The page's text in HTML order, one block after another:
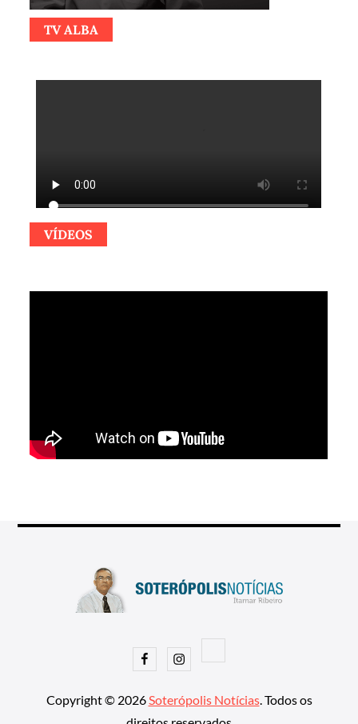
TV ALBA
VÍDEOS
FacebookInstagram
Copyright © 2026 Soterópolis Notícias. Todos os